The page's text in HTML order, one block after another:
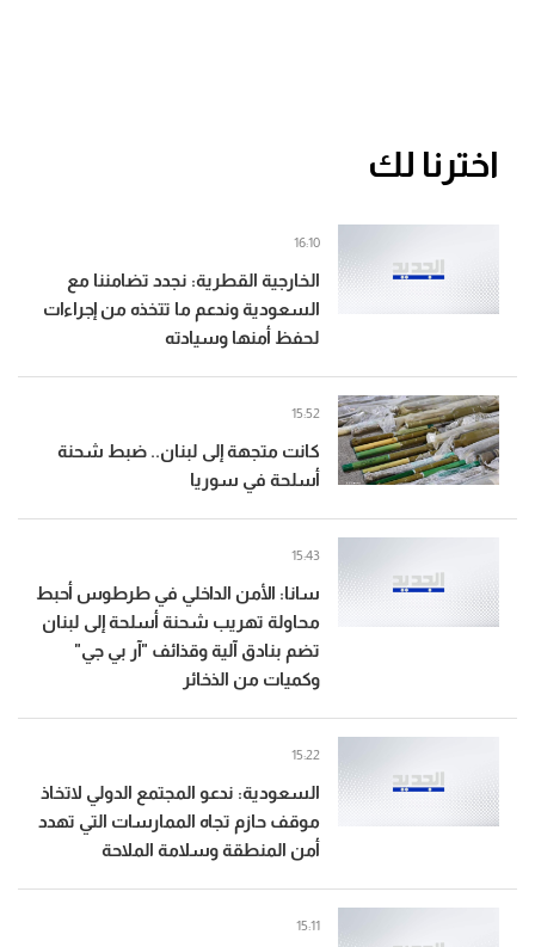
اخترنا لك
الخارجية القطرية: نجدد تضامننا مع
السعودية وندعم ما تتخذه من إجراءات
لحفظ أمنها وسيادته
16:10
كانت متجهة إلى لبنان.. ضبط شحنة
أسلحة في سوريا
15:52
سانا: الأمن الداخلي في طرطوس أحبط
محاولة تهريب شحنة أسلحة إلى لبنان
تضم بنادق آلية وقذائف "آر بي جي"
وكميات من الذخائر
15:43
السعودية: ندعو المجتمع الدولي لاتخاذ
موقف حازم تجاه الممارسات التي تهدد
أمن المنطقة وسلامة الملاحة
15:22
15:11